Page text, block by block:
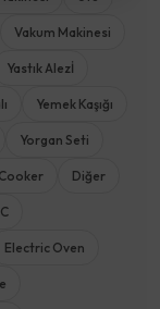
Vakum Makinesi
Yastık Alezİ
Yemek Kaşığı
Yorgan Seti
Cooker Diğer
Electric Oven